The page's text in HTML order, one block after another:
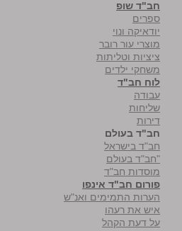
חב"ד שופ
ספרים
יודאיקה ונוי
מוצרי עור רובר
ציציות וטליתות
משחקי ילדים
לוח חב"ד
עבודה
שליחות
דירות
חב"ד בעולם
חב"ד בישראל
"חב"ד בעולם
מוסדות חב"ד
פורום חב"ד אינפו
הערות התמימים ואנ"ש
איש את רעהו
על דעת הקהל